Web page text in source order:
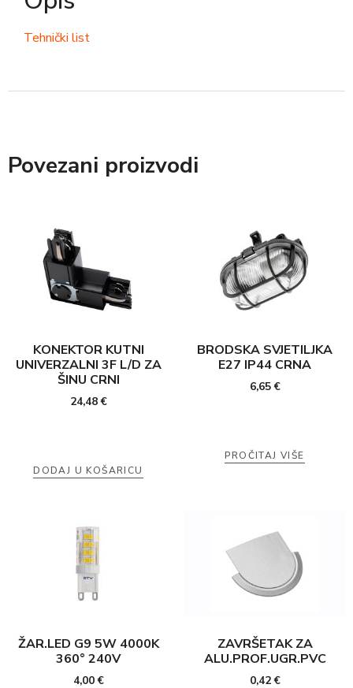
Tehnički list
Povezani proizvodi
KONEKTOR KUTNI
UNIVERZALNI 3F L/D ZA
ŠINU CRNI
24,48€
DODAJ U KOŠARICU
BRODSKA SVJETILJKA
E27 IP44 CRNA
6,65€
PROČITAJ VIŠE
ŽAR.LED G9 5W 4000K
360° 240V
4,00€
ZAVRŠETAK ZA
ALU.PROF.UGR.PVC
0,42€